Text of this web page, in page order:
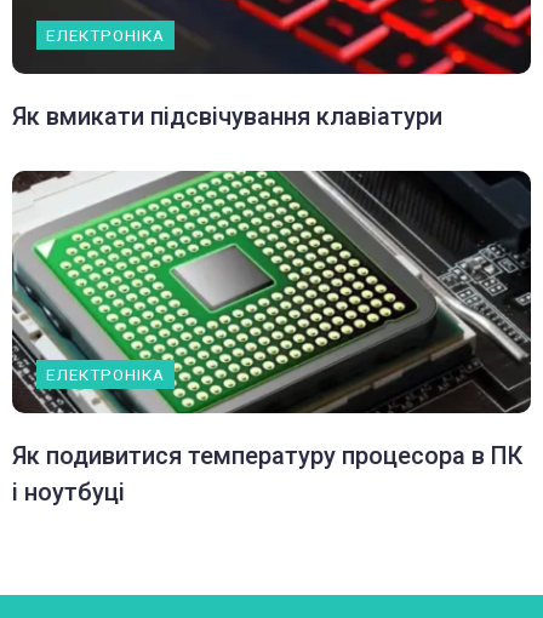
ЕЛЕКТРОНІКА
Як вмикати підсвічування клавіатури
ЕЛЕКТРОНІКА
Як подивитися температуру процесора в ПК
і ноутбуці